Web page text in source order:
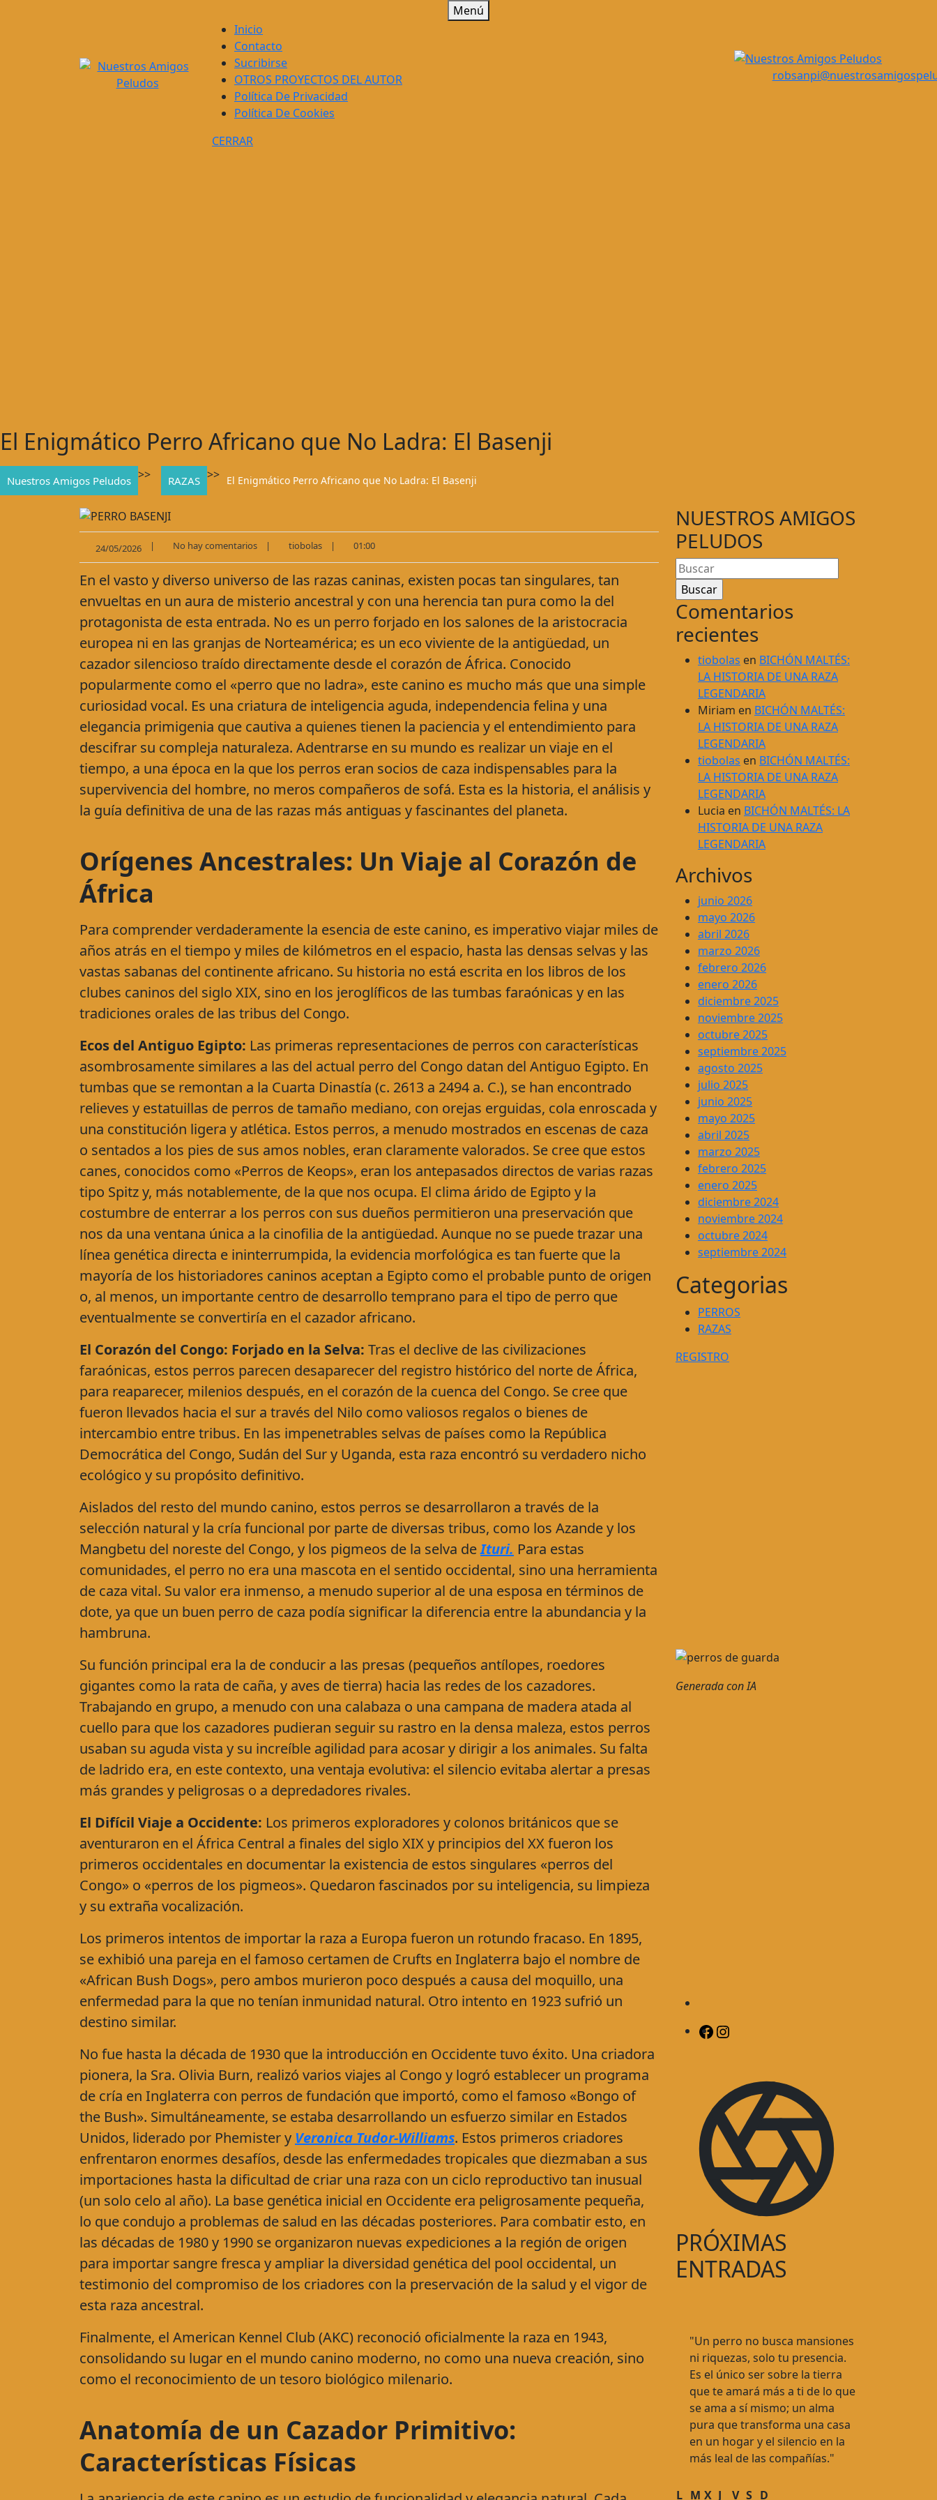
Menú
Inicio
Contacto
Sucribirse
OTROS PROYECTOS DEL AUTOR
Política De Privacidad
Política De Cookies
CERRAR
El Enigmático Perro Africano que No Ladra: El Basenji
Nuestros Amigos Peludos >> RAZAS >> El Enigmático Perro Africano que No Ladra: El Basenji
24/05/2026 | No hay comentarios | tiobolas | 01:00
En el vasto y diverso universo de las razas caninas, existen pocas tan singulares, tan
envueltas en un aura de misterio ancestral y con una herencia tan pura como la del
protagonista de esta entrada. No es un perro forjado en los salones de la aristocracia
europea ni en las granjas de Norteamérica; es un eco viviente de la antigüedad, un
cazador silencioso traído directamente desde el corazón de África. Conocido
popularmente como el «perro que no ladra», este canino es mucho más que una simple
curiosidad vocal. Es una criatura de inteligencia aguda, independencia felina y una
elegancia primigenia que cautiva a quienes tienen la paciencia y el entendimiento para
descifrar su compleja naturaleza. Adentrarse en su mundo es realizar un viaje en el
tiempo, a una época en la que los perros eran socios de caza indispensables para la
supervivencia del hombre, no meros compañeros de sofá. Esta es la historia, el análisis y
la guía definitiva de una de las razas más antiguas y fascinantes del planeta.
Orígenes Ancestrales: Un Viaje al Corazón de
África
Para comprender verdaderamente la esencia de este canino, es imperativo viajar miles de
años atrás en el tiempo y miles de kilómetros en el espacio, hasta las densas selvas y las
vastas sabanas del continente africano. Su historia no está escrita en los libros de los
clubes caninos del siglo XIX, sino en los jeroglíficos de las tumbas faraónicas y en las
tradiciones orales de las tribus del Congo.
Ecos del Antiguo Egipto: Las primeras representaciones de perros con características
asombrosamente similares a las del actual perro del Congo datan del Antiguo Egipto. En
tumbas que se remontan a la Cuarta Dinastía (c. 2613 a 2494 a. C.), se han encontrado
relieves y estatuillas de perros de tamaño mediano, con orejas erguidas, cola enroscada y
una constitución ligera y atlética. Estos perros, a menudo mostrados en escenas de caza
o sentados a los pies de sus amos nobles, eran claramente valorados. Se cree que estos
canes, conocidos como «Perros de Keops», eran los antepasados directos de varias razas
tipo Spitz y, más notablemente, de la que nos ocupa. El clima árido de Egipto y la
costumbre de enterrar a los perros con sus dueños permitieron una preservación que
nos da una ventana única a la cinofilia de la antigüedad. Aunque no se puede trazar una
línea genética directa e ininterrumpida, la evidencia morfológica es tan fuerte que la
mayoría de los historiadores caninos aceptan a Egipto como el probable punto de origen
o, al menos, un importante centro de desarrollo temprano para el tipo de perro que
eventualmente se convertiría en el cazador africano.
El Corazón del Congo: Forjado en la Selva: Tras el declive de las civilizaciones
faraónicas, estos perros parecen desaparecer del registro histórico del norte de África,
para reaparecer, milenios después, en el corazón de la cuenca del Congo. Se cree que
fueron llevados hacia el sur a través del Nilo como valiosos regalos o bienes de
intercambio entre tribus. En las impenetrables selvas de países como la República
Democrática del Congo, Sudán del Sur y Uganda, esta raza encontró su verdadero nicho
ecológico y su propósito definitivo.
Aislados del resto del mundo canino, estos perros se desarrollaron a través de la
selección natural y la cría funcional por parte de diversas tribus, como los Azande y los
Mangbetu del noreste del Congo, y los pigmeos de la selva deIturi. Para estas
comunidades, el perro no era una mascota en el sentido occidental, sino una herramienta
de caza vital. Su valor era inmenso, a menudo superior al de una esposa en términos de
dote, ya que un buen perro de caza podía significar la diferencia entre la abundancia y la
hambruna.
Su función principal era la de conducir a las presas (pequeños antílopes, roedores
gigantes como la rata de caña, y aves de tierra) hacia las redes de los cazadores.
Trabajando en grupo, a menudo con una calabaza o una campana de madera atada al
cuello para que los cazadores pudieran seguir su rastro en la densa maleza, estos perros
usaban su aguda vista y su increíble agilidad para acosar y dirigir a los animales. Su falta
de ladrido era, en este contexto, una ventaja evolutiva: el silencio evitaba alertar a presas
más grandes y peligrosas o a depredadores rivales.
El Difícil Viaje a Occidente: Los primeros exploradores y colonos británicos que se
aventuraron en el África Central a finales del siglo XIX y principios del XX fueron los
primeros occidentales en documentar la existencia de estos singulares «perros del
Congo» o «perros de los pigmeos». Quedaron fascinados por su inteligencia, su limpieza
y su extraña vocalización.
Los primeros intentos de importar la raza a Europa fueron un rotundo fracaso. En 1895,
se exhibió una pareja en el famoso certamen de Crufts en Inglaterra bajo el nombre de
«African Bush Dogs», pero ambos murieron poco después a causa del moquillo, una
enfermedad para la que no tenían inmunidad natural. Otro intento en 1923 sufrió un
destino similar.
No fue hasta la década de 1930 que la introducción en Occidente tuvo éxito. Una criadora
pionera, la Sra. Olivia Burn, realizó varios viajes al Congo y logró establecer un programa
de cría en Inglaterra con perros de fundación que importó, como el famoso «Bongo of
the Bush». Simultáneamente, se estaba desarrollando un esfuerzo similar en Estados
Unidos, liderado por Phemister y Veronica Tudor-Williams. Estos primeros criadores
enfrentaron enormes desafíos, desde las enfermedades tropicales que diezmaban a sus
importaciones hasta la dificultad de criar una raza con un ciclo reproductivo tan inusual
(un solo celo al año). La base genética inicial en Occidente era peligrosamente pequeña,
lo que condujo a problemas de salud en las décadas posteriores. Para combatir esto, en
las décadas de 1980 y 1990 se organizaron nuevas expediciones a la región de origen
para importar sangre fresca y ampliar la diversidad genética del pool occidental, un
testimonio del compromiso de los criadores con la preservación de la salud y el vigor de
esta raza ancestral.
Finalmente, el American Kennel Club (AKC) reconoció oficialmente la raza en 1943,
consolidando su lugar en el mundo canino moderno, no como una nueva creación, sino
como el reconocimiento de un tesoro biológico milenario.
Anatomía de un Cazador Primitivo:
Características Físicas
NUESTROS AMIGOS
PELUDOS
Comentarios
recientes
tiobolas en BICHÓN MALTÉS:
LA HISTORIA DE UNA RAZA
LEGENDARIA
Miriam en BICHÓN MALTÉS:
LA HISTORIA DE UNA RAZA
LEGENDARIA
tiobolas en BICHÓN MALTÉS:
LA HISTORIA DE UNA RAZA
LEGENDARIA
Lucia en BICHÓN MALTÉS: LA
HISTORIA DE UNA RAZA
LEGENDARIA
Archivos
junio 2026
mayo 2026
abril 2026
marzo 2026
febrero 2026
enero 2026
diciembre 2025
noviembre 2025
octubre 2025
septiembre 2025
agosto 2025
julio 2025
junio 2025
mayo 2025
abril 2025
marzo 2025
febrero 2025
enero 2025
diciembre 2024
noviembre 2024
octubre 2024
septiembre 2024
Categorias
PERROS
RAZAS
REGISTRO
Generada con IA
PRÓXIMAS
ENTRADAS
"Un perro no busca mansiones
ni riquezas, solo tu presencia.
Es el único ser sobre la tierra
que te amará más a ti de lo que
se ama a sí mismo; un alma
pura que transforma una casa
en un hogar y el silencio en la
más leal de las compañías."
L M X J V S D